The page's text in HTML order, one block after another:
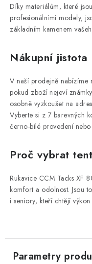
Díky materiálům, které
profesionálními modely,
základním kamenem
Nákupní jistota
V naší prodejně nabízíme
pokud zboží nejeví
osobně vyzkoušet na
Vyberte si z 7 barevných
černo-bílé provedení
Proč vybrat
Rukavice CCM Tacks XF
komfort a odolnost. Jsou
i seniory, kteří chtějí
Parametry